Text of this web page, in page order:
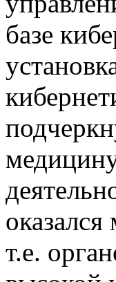
базе
т.е.